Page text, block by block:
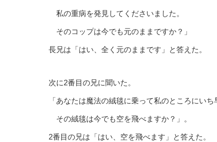
私の重病を発見してくださいました。
そのコップは今でも元のままですか？」
長兄は「はい、全く元のままです」と答えた。
次に2番目の兄に聞いた。
「あなたは魔法の絨毯に乗って私のところにいち
その絨毯は今でも空を飛べますか？」。
2番目の兄は「はい、空を飛べます」と答えた。